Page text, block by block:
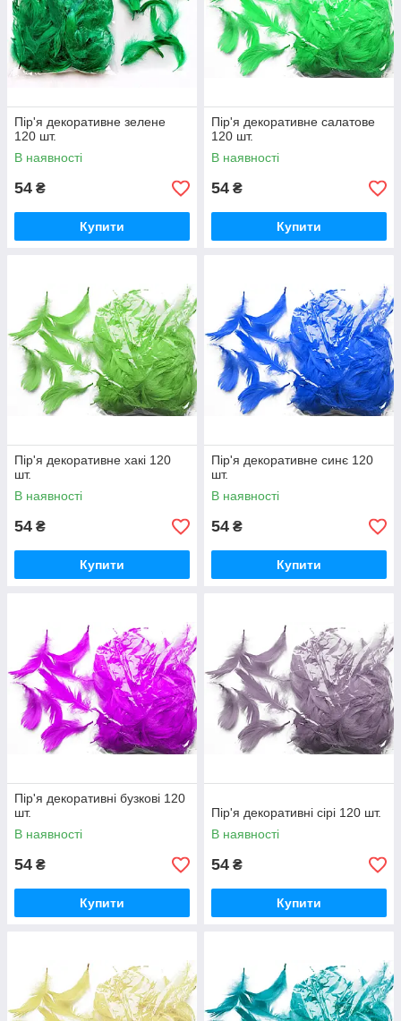
Пір'я декоративне зелене
120 шт.
В наявності
54 ₴
Купити
Пір'я декоративне салатове
120 шт.
В наявності
54 ₴
Купити
Пір'я декоративне хакі 120
шт.
В наявності
54 ₴
Купити
Пір'я декоративне синє 120
шт.
В наявності
54 ₴
Купити
Пір'я декоративні бузкові 120
шт.
В наявності
54 ₴
Купити
Пір'я декоративні сірі 120 шт.
В наявності
54 ₴
Купити